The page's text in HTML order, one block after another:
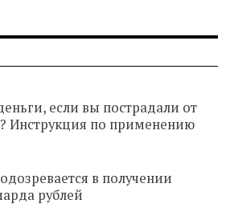
если вы пострадали от
Инструкция по применению
в получении
рублей